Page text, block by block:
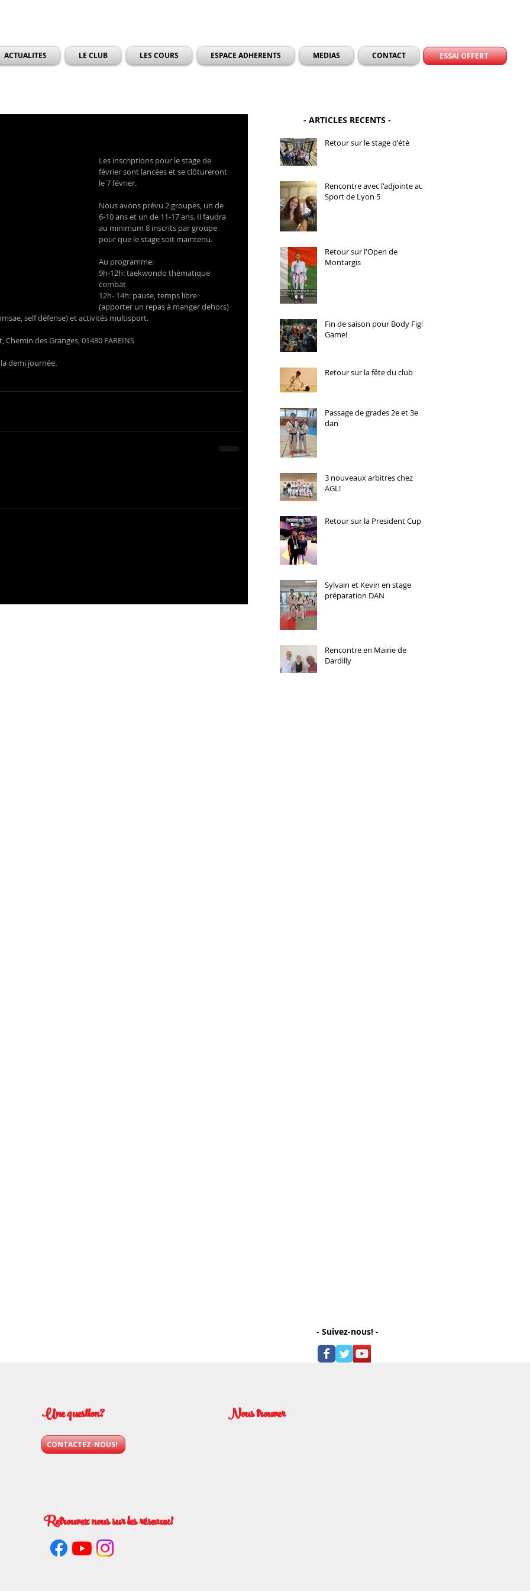
ACTUALITES LE CLUB LES COURS ESPACE ADHERENTS MEDIAS CONTACT ESSAI OFFERT
Les inscriptions pour le stage de
février sont lancées et se clôtureront
le 7 février.
Nous avons prévu 2 groupes, un de
6-10 ans et un de 11-17 ans. Il faudra
au minimum 8 inscrits par groupe
pour que le stage soit maintenu.
Au programme:
9h-12h: taekwondo thématique
combat
12h- 14h: pause, temps libre
(apporter un repas à manger dehors)
self défense) et activités multisport.
des Granges, 01480 FAREINS
demi journée.
- ARTICLES RECENTS -
Retour sur le stage d'été
Rencontre avec l'adjointe au
Sport de Lyon 5
Retour sur l'Open de
Montargis
Fin de saison pour Body Fight
Game!
Retour sur la fête du club
Passage de grades 2e et 3e
dan
3 nouveaux arbitres chez
AGL!
Retour sur la President Cup
Sylvain et Kevin en stage
préparation DAN
Rencontre en Mairie de
Dardilly
- Suivez-nous! -
CONTACTEZ-NOUS!
Retrouvez nous sur les réseaux!
Une question? Nous trouver